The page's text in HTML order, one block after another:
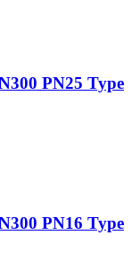
PN25 Type
PN16 Type